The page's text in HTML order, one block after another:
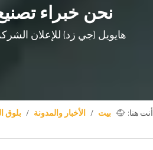
نحن خبراء
هايويل (جي زد) للإعلان
أنت هنا: بيت / الأخبار والمدونة / بلوق